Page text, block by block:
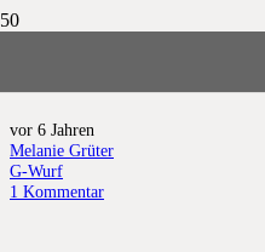
vor 6 Jahren
Melanie Grüter
G-Wurf
1 Kommentar